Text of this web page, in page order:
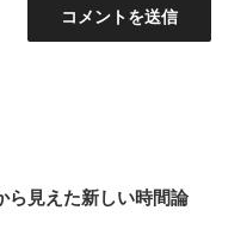
ら見えた新しい時間論